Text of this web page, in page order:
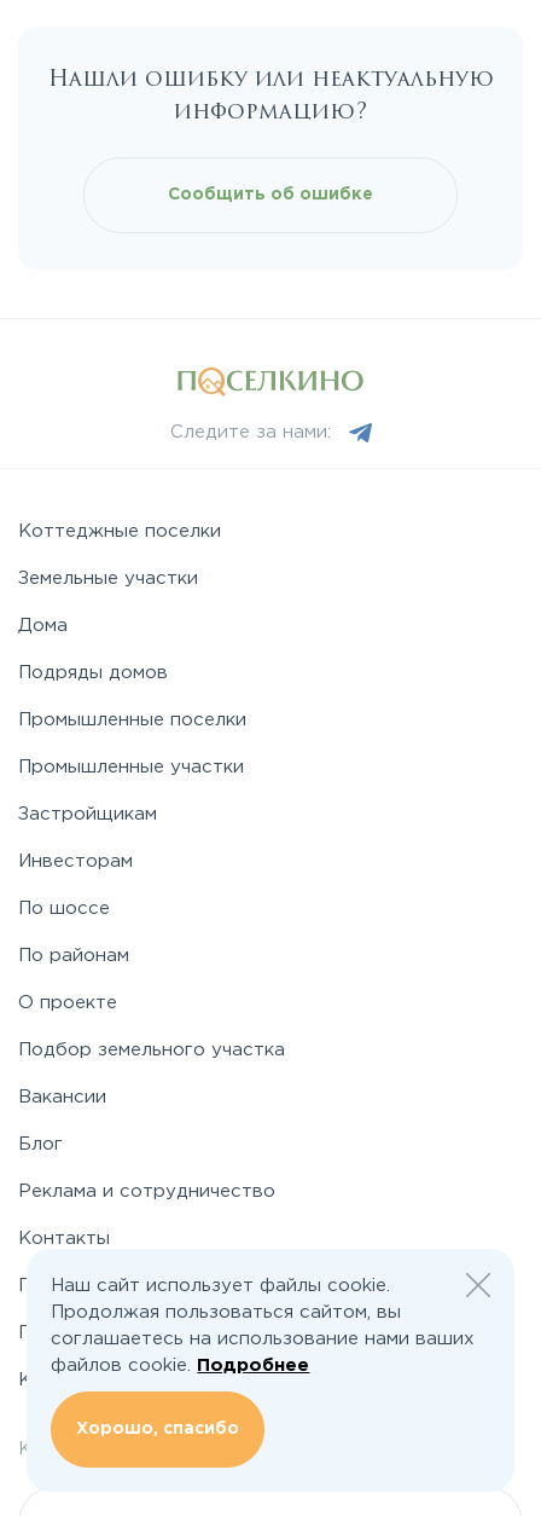
Каширское
Новорижское
Носовихинское
Рогачёвское
Таракановское
Щелковское
Нашли ошибку или неактуальную
информацию?
Сообщить об ошибке
Следите за нами:
Коттеджные поселки
Земельные участки
Дома
Подряды домов
Промышленные поселки
Промышленные участки
Застройщикам
Инвесторам
По шоссе
По районам
О проекте
Подбор земельного участка
Вакансии
Блог
Реклама и сотрудничество
Контакты
Политика конфиденциальности
Пользовательское соглашение
Карта сайта
Контакты: welcome@poselkino.ru
Наш сайт использует файлы cookie.
Продолжая пользоваться сайтом, вы
соглашаетесь на использование нами ваших
файлов cookie.
Подробнее
Хорошо, спасибо